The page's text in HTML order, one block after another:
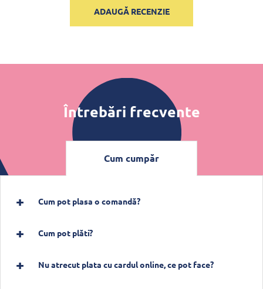
ADAUGĂ RECENZIE
Întrebări frecvente
Cum cumpăr
Cum pot plasa o comandă?
Cum pot plăti?
Nu atrecut plata cu cardul online, ce pot face?